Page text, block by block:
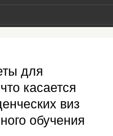
для
касается
виз
обучения